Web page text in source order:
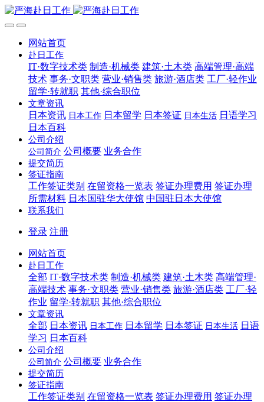
网站首页
赴日工作
IT·数字技术类 制造·机械类 建筑·土木类 高端管理·高端
技术 事务·文职类 营业·销售类 旅游·酒店类 工厂·轻作业
留学·转就职 其他·综合职位
文章资讯
日本资讯 日本工作 日本留学 日本签证 日本生活 日语学习
日本百科
公司介绍
公司简介 公司概要 业务合作
提交简历
签证指南
工作签证类别 在留资格一览表 签证办理费用 签证办理
所需材料 日本国驻华大使馆 中国驻日本大使馆
联系我们
登录 注册
网站首页
赴日工作
全部 IT·数字技术类 制造·机械类 建筑·土木类 高端管理·
高端技术 事务·文职类 营业·销售类 旅游·酒店类 工厂·轻
作业 留学·转就职 其他·综合职位
文章资讯
全部 日本资讯 日本工作 日本留学 日本签证 日本生活 日语
学习 日本百科
公司介绍
公司简介 公司概要 业务合作
提交简历
签证指南
工作签证类别 在留资格一览表 签证办理费用 签证办理